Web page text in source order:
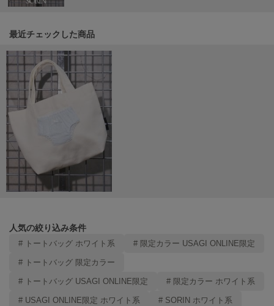
メイドオブオーガニクス
MICHU COQUETTE
ミチュ コケット
MIESROHE
miies miim
ミーエスミーム
Mila Owen
ミラオーウェン
モワージュ
ミュシャ
最近チェックした商品
人気の絞り込み条件
# トートバッグ ホワイト系 # 限定カラー USAGI ONLINE限定
# トートバッグ 限定カラー
# トートバッグ USAGI ONLINE限定 # 限定カラー ホワイト系
# USAGI ONLINE限定 ホワイト系 # SORIN ホワイト系